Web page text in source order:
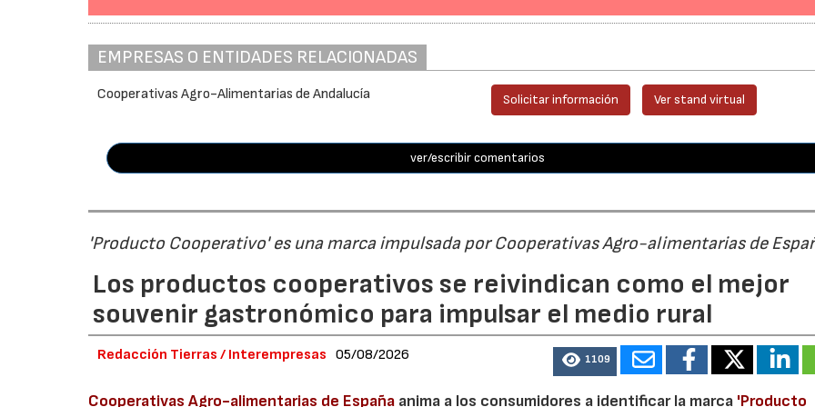
EMPRESAS O ENTIDADES RELACIONADAS
Cooperativas Agro-Alimentarias de Andalucía Solicitar información Ver stand virtual
ver/escribir comentarios
'Producto Cooperativo' es una marca impulsada por Cooperativas Agro-alimentarias de
Los productos cooperativos se reivindican como el mejor
souvenir gastronómico para impulsar el medio rural
Redacción Tierras / Interempresas 05/08/2026 1109
Cooperativas Agro-alimentarias de España anima a los consumidores a identificar la marca 'Producto